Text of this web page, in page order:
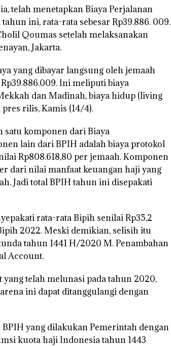
telah menetapkan Biaya Perjalanan
ini, rata-rata sebesar Rp39.886. 009.
Qoumas setelah melaksanakan
Jakarta.
yang dibayar langsung oleh jemaah
Ini meliputi biaya
dan Madinah, biaya hidup (living
rilis, Kamis (14/4).
satu komponen dari Biaya
lain dari BPIH adalah biaya protokol
Rp808.618,80 per jemaah. Komponen
dari nilai manfaat keuangan haji yang
Jadi total BPIH tahun ini disepakati
rata-rata Bipih senilai Rp35,2
2022. Meski demikian, selisih itu
tahun 1441 H/2020 M. Penambahan
Account.
yang telah melunasi pada tahun 2020,
ini dapat ditanggulangi dengan
yang dilakukan Pemerintah dengan
kuota haji Indonesia tahun 1443